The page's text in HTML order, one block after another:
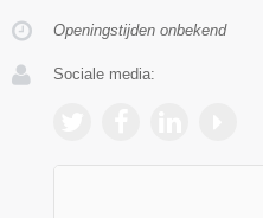
Openingstijden onbekend
Sociale media: